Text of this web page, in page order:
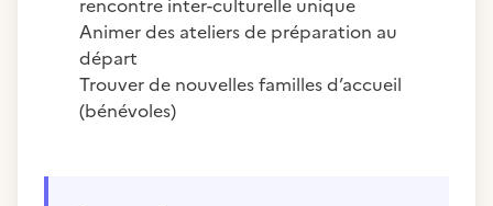
rencontre inter-culturelle unique
Animer des ateliers de préparation au
départ
Trouver de nouvelles familles d’accueil
(bénévoles)